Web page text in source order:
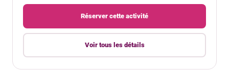
Réserver cette activité
Voir tous les détails